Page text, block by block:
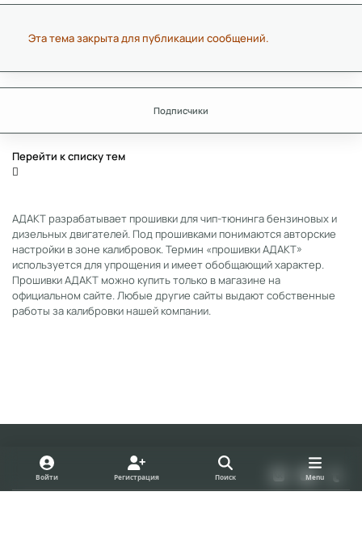
Эта тема закрыта для публикации сообщений.
Подписчики
Перейти к списку тем
АДАКТ разрабатывает прошивки для чип-тюнинга бензиновых и
дизельных двигателей. Под прошивками понимаются авторские
настройки в зоне калибровок. Термин «прошивки АДАКТ»
используется для упрощения и имеет обобщающий характер.
Прошивки АДАКТ можно купить только в магазине на
официальном сайте. Любые другие сайты выдают собственные
работы за калибровки нашей компании.
Light ModeDark ModeSystem Preference
k
o
t
u
Войти Регистрация Поиск Menu